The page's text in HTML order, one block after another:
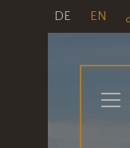
DE EN